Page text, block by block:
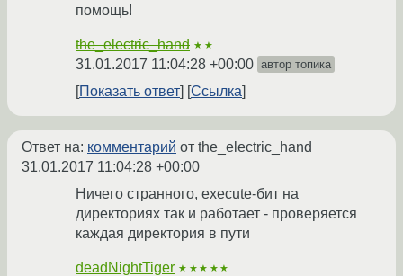
помощь!
the_electric_hand ★★
31.01.2017 11:04:28 +00:00 автор топика
Показать ответ Ссылка
Ответ на: комментарий от the_electric_hand
31.01.2017 11:04:28 +00:00
Ничего странного, execute-бит на
директориях так и работает - проверяется
каждая директория в пути
deadNightTiger ★★★★★